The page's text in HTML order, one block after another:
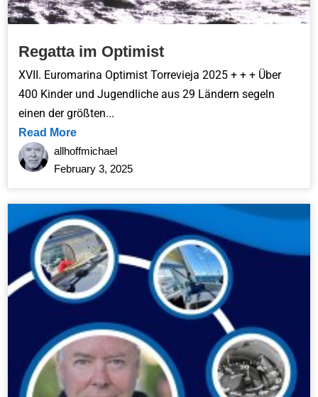
Regatta im Optimist
XVII. Euromarina Optimist Torrevieja 2025 + + + Über
400 Kinder und Jugendliche aus 29 Ländern segeln
einen der größten...
Read More
allhoffmichael
February 3, 2025